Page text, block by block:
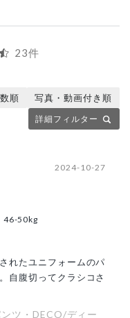
23件
詳細フィルター
順 写真・動画付き順
2024-10-27
46-50kg
れたユニフォームのパ
自腹切ってクラシコさ
ツ・DECO/ディー